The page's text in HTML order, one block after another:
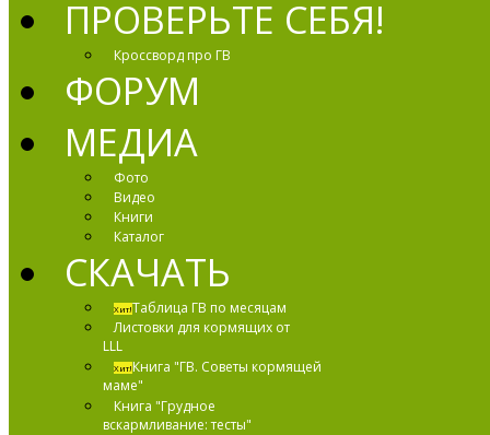
ПРОВЕРЬТЕ СЕБЯ!
Кроссворд про ГВ
ФОРУМ
МЕДИА
Фото
Видео
Книги
Каталог
СКАЧАТЬ
Хит!Таблица ГВ по месяцам
Листовки для кормящих от
LLL
Хит!Книга "ГВ. Советы кормящей
маме"
Книга "Грудное
вскармливание: тесты"